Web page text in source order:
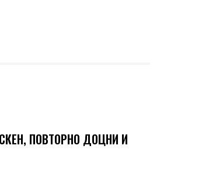
ПОВТОРНО ДОЦНИ И